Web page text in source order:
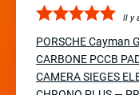
Il y
PORSCHE Cayman
CARBONE PCCB
CAMERA SIEGES